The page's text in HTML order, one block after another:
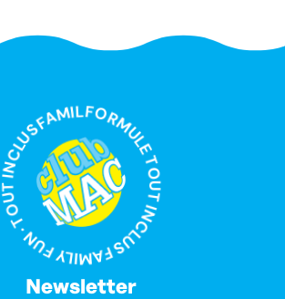
FORMULE TOUT INCLUS FAMILY FUN · TOUT INCLUS FAMILY FUN ·
Newsletter